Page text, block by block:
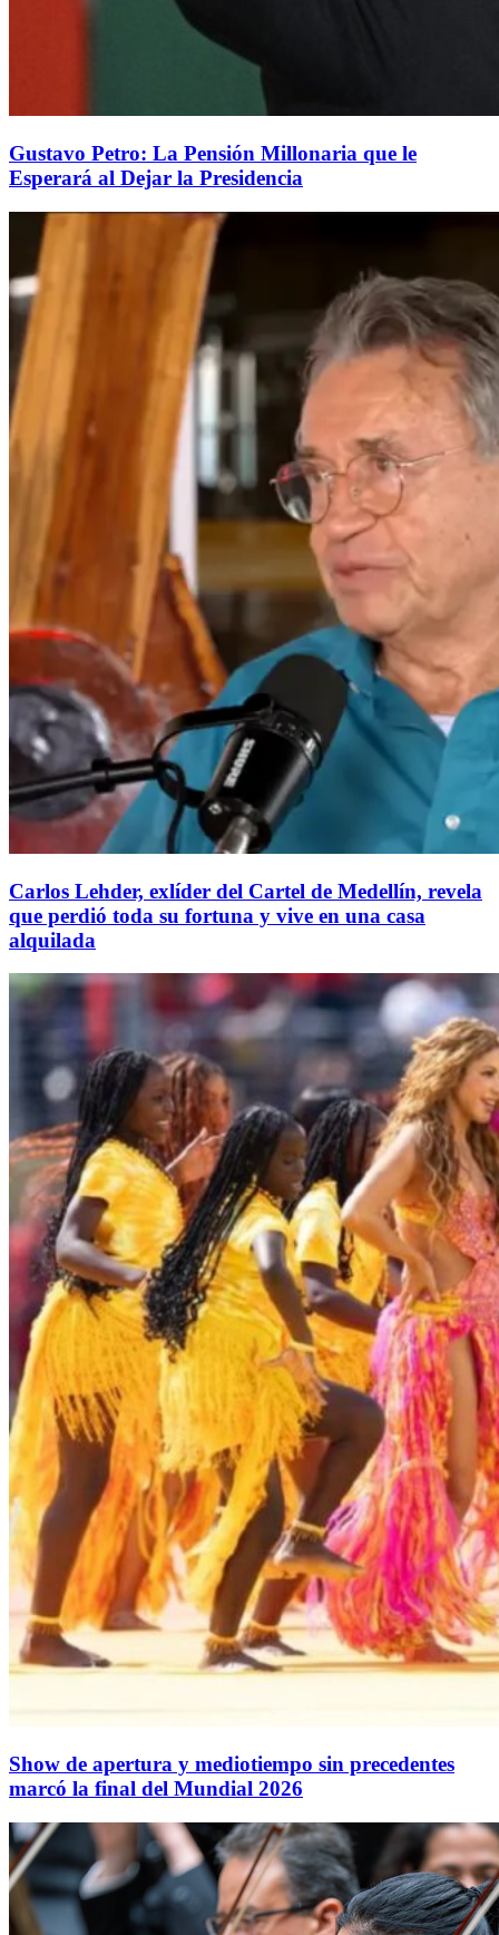
Gustavo Petro: La Pensión Millonaria que le
Esperará al Dejar la Presidencia
Carlos Lehder, exlíder del Cartel de Medellín, revela
que perdió toda su fortuna y vive en una casa
alquilada
Show de apertura y mediotiempo sin precedentes
marcó la final del Mundial 2026